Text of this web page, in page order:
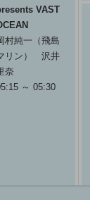
VAST
村純一（飛島
リン） 沢井
奈
～ 05:30